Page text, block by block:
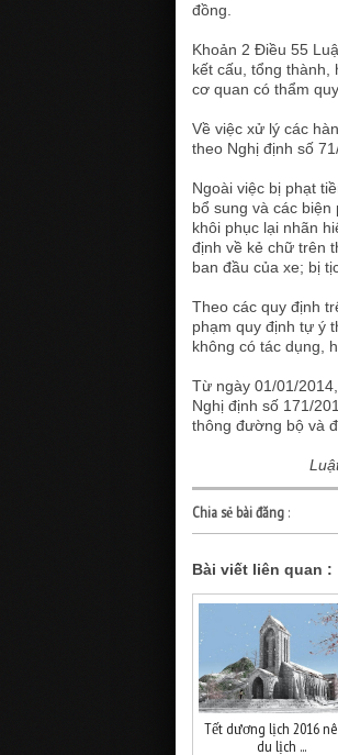
đồng.
Khoản 2 Điều 55
kết cấu, tổng thành,
cơ quan có thẩm
Về việc xử lý các
theo Nghị định số
Ngoài việc bị phạt
bổ sung và các
khôi phục lại nhãn
định về kẻ chữ trên
ban đầu của xe; bị
Theo các quy định
phạm quy định tự ý
không có tác dụng,
Từ ngày 01/01/
Nghị định số 171/
thông đường bộ và
Chia sẻ bài đăng :
Bài viết liên quan :
Tết dương lịch 2016
du lịch ...